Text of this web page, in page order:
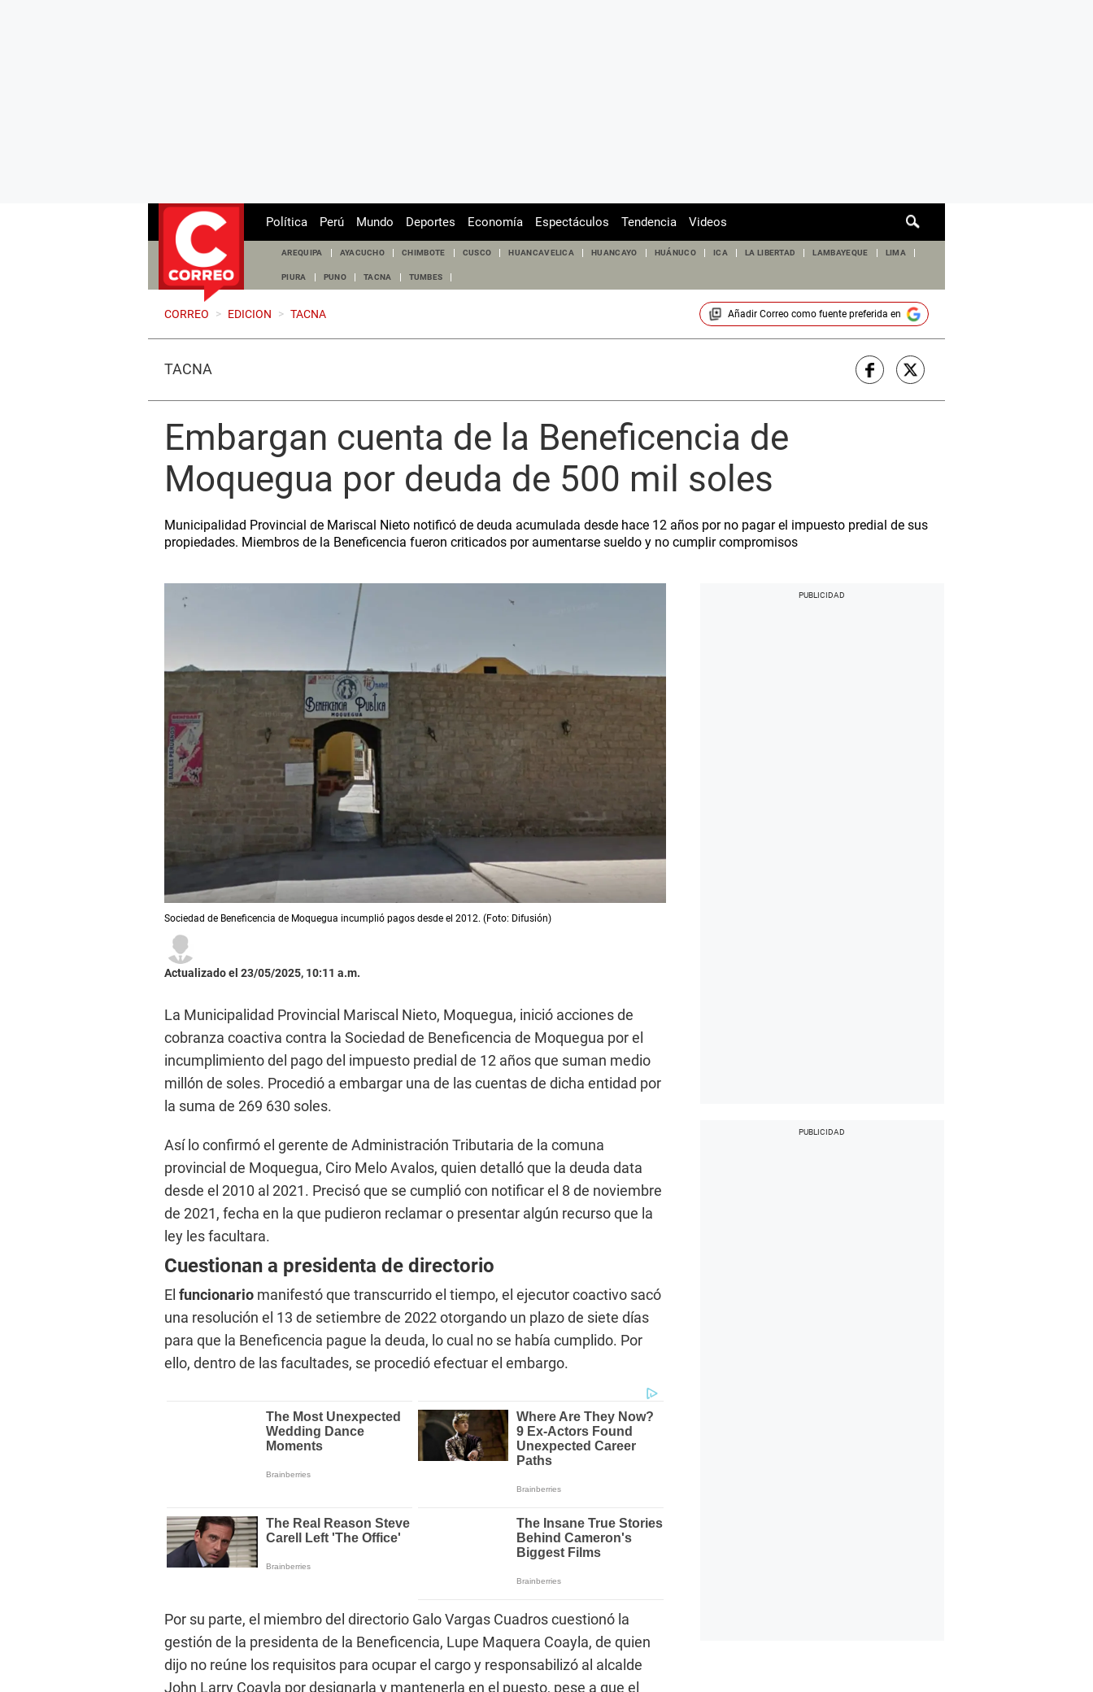
de
Política Perú Mundo Deportes Economía Espectáculos Tendencia Videos
AREQUIPA AYACUCHO CHIMBOTE CUSCO HUANCAVELICA HUANCAYO HUÁNUCO ICA LA LIBERTAD LAMBAYEQUE LIMA
PIURA PUNO TACNA TUMBES
CORREO > EDICION > TACNA Añadir Correocomo fuente preferida en
TACNA
Embargan cuenta de la Beneficencia de
Moquegua por deuda de 500 mil soles
Municipalidad Provincial de Mariscal Nieto notificó de deuda acumulada desde hace 12 años por no pagar el impuesto predial de sus
propiedades. Miembros de la Beneficencia fueron criticados por aumentarse sueldo y no cumplir compromisos
Sociedad de Beneficencia de Moquegua incumplió pagos desde el 2012. (Foto: Difusión)
Actualizado el 23/05/2025, 10:11 a.m.
La Municipalidad Provincial Mariscal Nieto, Moquegua, inició acciones de
cobranza coactiva contra la Sociedad de Beneficencia de Moquegua por el
incumplimiento del pago del impuesto predial de 12 años que suman medio
millón de soles. Procedió a embargar una de las cuentas de dicha entidad por
la suma de 269 630 soles.
Así lo confirmó el gerente de Administración Tributaria de la comuna
provincial de Moquegua, Ciro Melo Avalos, quien detalló que la deuda data
desde el 2010 al 2021. Precisó que se cumplió con notificar el 8 de noviembre
de 2021, fecha en la que pudieron reclamar o presentar algún recurso que la
ley les facultara.
Cuestionan a presidenta de directorio
El funcionario manifestó que transcurrido el tiempo, el ejecutor coactivo sacó
una resolución el 13 de setiembre de 2022 otorgando un plazo de siete días
para que la Beneficencia pague la deuda, lo cual no se había cumplido. Por
ello, dentro de las facultades, se procedió efectuar el embargo.
Por su parte, el miembro del directorio Galo Vargas Cuadros cuestionó la
gestión de la presidenta de la Beneficencia, Lupe Maquera Coayla, de quien
dijo no reúne los requisitos para ocupar el cargo y responsabilizó al alcalde
John Larry Coayla por designarla y mantenerla en el puesto, pese a que el